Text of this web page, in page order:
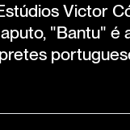
Victor
"Bantu" é